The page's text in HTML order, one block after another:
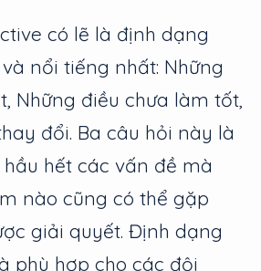
có lẽ là định dạng
nổi tiếng nhất: Những
Những điều chưa làm tốt,
đổi. Ba câu hỏi này là
hết các vấn đề mà
nào cũng có thể gặp
giải quyết. Định dạng
phù hợp cho các đội